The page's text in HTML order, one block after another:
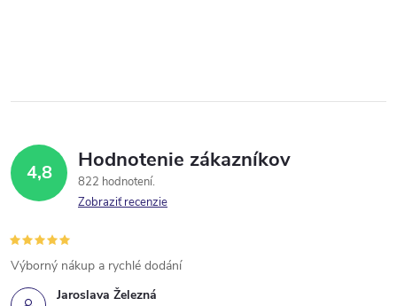
4,8 Hodnotenie zákazníkov
822 hodnotení
Zobraziť recenzie
Jaroslava Železná
Výborný nákup a rychlé dodání